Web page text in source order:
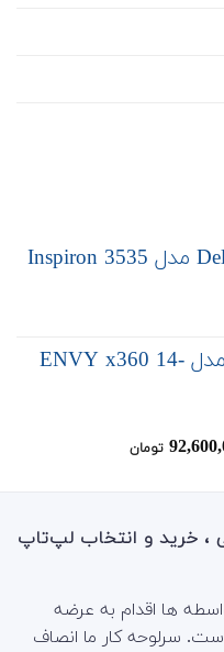
لپ تاپ 2 در 1 HP مدل ENVY x360 14-
تومان
، خرید و انتخاب لپ‌تاپ
ها اقدام به عرضه
سرلوحه کار ما انصاف